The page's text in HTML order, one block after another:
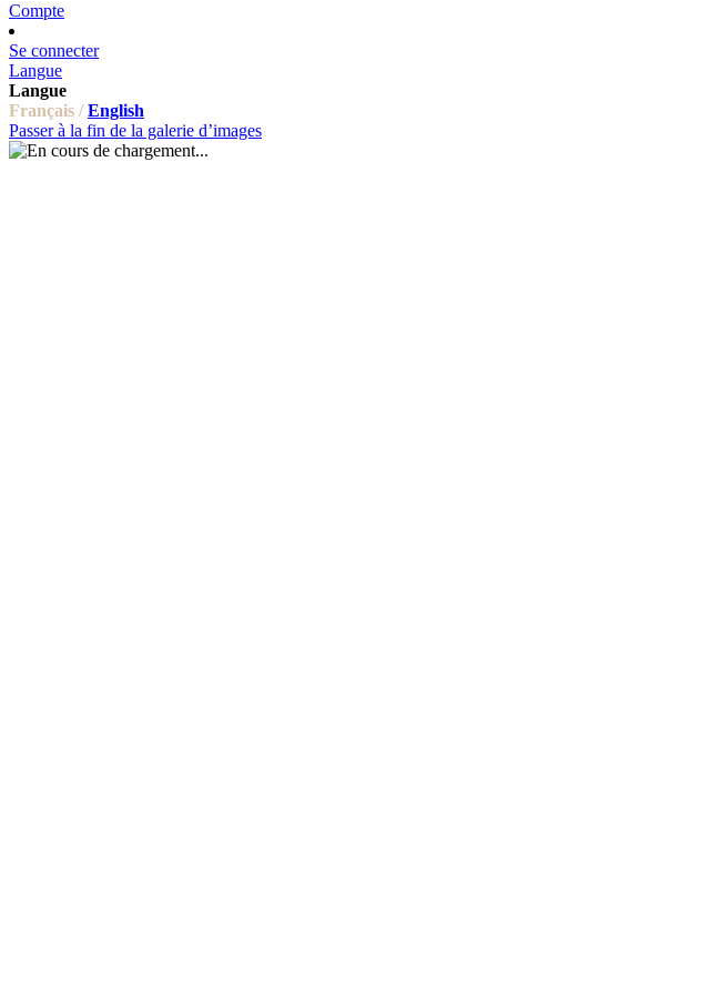
Compte
Se connecter
Langue
Langue
Français / English
Passer à la fin de la galerie d’images